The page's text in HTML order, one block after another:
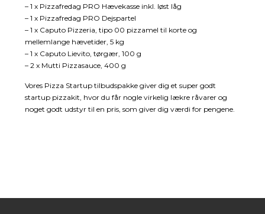
– 1 x Pizzafredag PRO Hævekasse inkl. løst låg
– 1 x Pizzafredag PRO Dejspartel
– 1 x Caputo Pizzeria, tipo 00 pizzamel til korte og
mellemlange hævetider, 5 kg
– 1 x Caputo Lievito, tørgær, 100 g
– 2 x Mutti Pizzasauce, 400 g
Vores Pizza Startup tilbudspakke giver dig et super godt
startup pizzakit, hvor du får nogle virkelig lækre råvarer og
noget godt udstyr til en pris, som giver dig værdi for pengene.